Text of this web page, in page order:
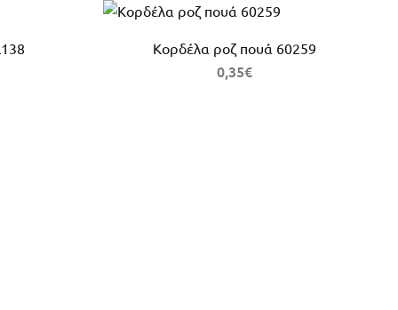
Κορδέλα ροζ πουά 60259
0,35€